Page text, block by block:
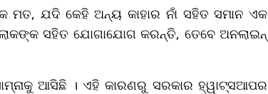
ମତ, ଯଦି କେହି ଅନ୍ୟ କାହାର ନାଁ ସହିତ ସମାନ ଏକ
ସହିତ ଯୋଗାଯୋଗ କରନ୍ତି, ତେବେ ଅନଲାଇନ୍
ଆସିଛି । ଏହି କାରଣରୁ ସରକାର ହ୍ୱାଟ୍ସଆପର